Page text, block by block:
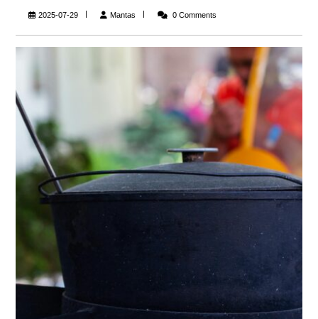
2025-07-29 Mantas Mantas 0 Comments